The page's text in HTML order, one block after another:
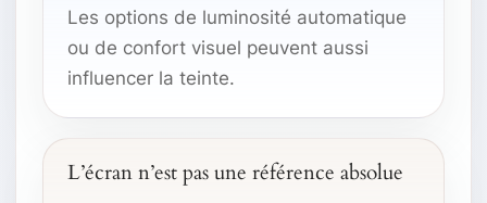
Les options de luminosité automatique
ou de confort visuel peuvent aussi
influencer la teinte.
L’écran n’est pas une référence absolue